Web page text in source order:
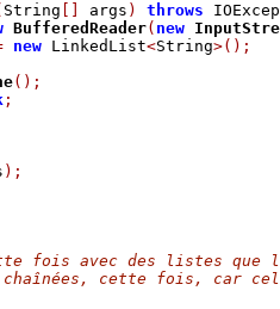
String args ) throws
BufferedReader( new
new LinkedList<String>();
();
;
);
fois avec des listes que
chaînées, cette fois, car